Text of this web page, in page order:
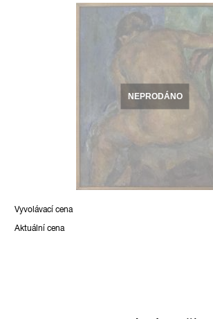
NEPRODÁNO
Vyvolávací cena
Aktuální cena